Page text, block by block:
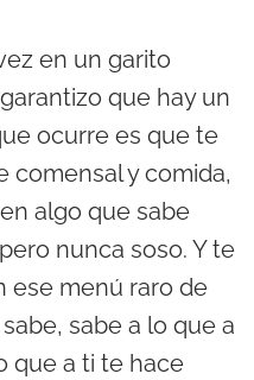
en un garito
que hay un
ocurre es que te
comensal y comida,
algo que sabe
nunca soso. Y te
ese menú raro de
sabe a lo que a
que a ti te hace